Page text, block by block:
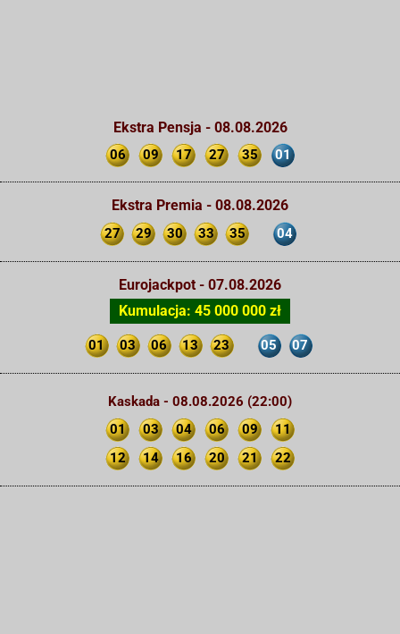
Ekstra Pensja - 08.08.2026
06 09 17 27 35 01
Ekstra Premia - 08.08.2026
27 29 30 33 35 04
Eurojackpot - 07.08.2026
Kumulacja: 45 000 000 zł
01 03 06 13 23 05 07
Kaskada - 08.08.2026 (22:00)
01
03 04 06 09
11
12
14 16 20 21 22